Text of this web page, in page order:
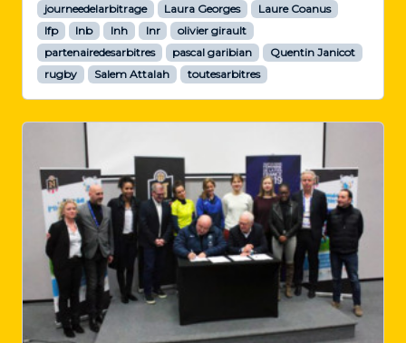
journeedelarbitrage
Laura Georges
Laure Coanus
lfp
lnb lnh lnr
olivier girault
partenairedesarbitres
pascal garibian
Quentin Janicot
rugby
Salem Attalah toutesarbitres